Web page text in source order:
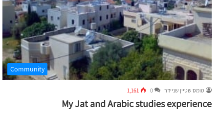
Community
טומס שטיין שניידר 0
1,161
My Jat and Arabic studies experience